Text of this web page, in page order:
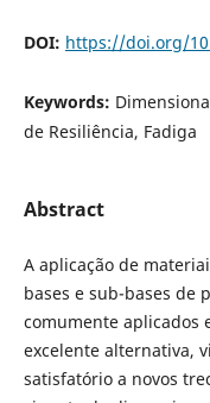
DOI: https://doi.org/
Keywords:
de Resiliência, Fadiga
Abstract
A aplicação de
bases e sub-bases de
comumente aplicados
excelente alternativa,
satisfatório a novos